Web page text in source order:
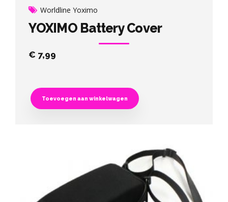
Worldline Yoximo
YOXIMO Battery Cover
€ 7,99
Toevoegen aan winkelwagen